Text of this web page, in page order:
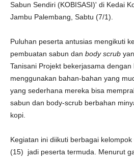
Sabun Sendiri (KOBISASI)' di Kedai
Jambu Palembang, Sabtu (7/1).
Puluhan peserta antusias mengikuti
pembuatan sabun dan body scrub
Tanisani Projekt bekerjasama dengan
menggunakan bahan-bahan yang
yang sederhana mereka bisa
sabun dan body-scrub berbahan
kopi.
Kegiatan ini diikuti berbagai
(15) jadi peserta termuda. Menurut